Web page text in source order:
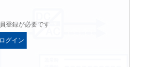
登録が必要です
グイン